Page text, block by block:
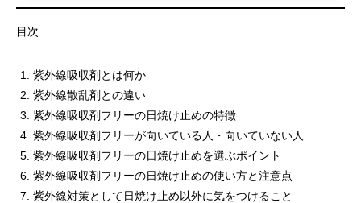
目次
紫外線吸収剤とは何か
紫外線散乱剤との違い
紫外線吸収剤フリーの日焼け止めの特徴
紫外線吸収剤フリーが向いている人・向いていない人
紫外線吸収剤フリーの日焼け止めを選ぶポイント
紫外線吸収剤フリーの日焼け止めの使い方と注意点
紫外線対策として日焼け止め以外に気をつけること